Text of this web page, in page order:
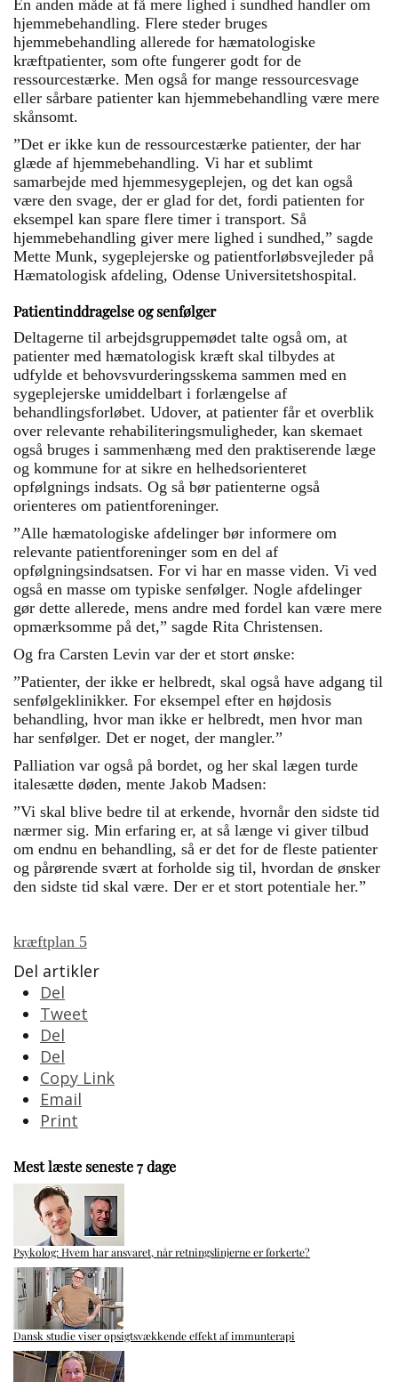
En anden måde at få mere lighed i sundhed handler om
hjemmebehandling. Flere steder bruges
hjemmebehandling allerede for hæmatologiske
kræftpatienter, som ofte fungerer godt for de
ressourcestærke. Men også for mange ressourcesvage
eller sårbare patienter kan hjemmebehandling være mere
skånsomt.
”Det er ikke kun de ressourcestærke patienter, der har
glæde af hjemmebehandling. Vi har et sublimt
samarbejde med hjemmesygeplejen, og det kan også
være den svage, der er glad for det, fordi patienten for
eksempel kan spare flere timer i transport. Så
hjemmebehandling giver mere lighed i sundhed,” sagde
Mette Munk, sygeplejerske og patientforløbsvejleder på
Hæmatologisk afdeling, Odense Universitetshospital.
Patientinddragelse og senfølger
Deltagerne til arbejdsgruppemødet talte også om, at
patienter med hæmatologisk kræft skal tilbydes at
udfylde et behovsvurderingsskema sammen med en
sygeplejerske umiddelbart i forlængelse af
behandlingsforløbet. Udover, at patienter får et overblik
over relevante rehabiliteringsmuligheder, kan skemaet
også bruges i sammenhæng med den praktiserende læge
og kommune for at sikre en helhedsorienteret
opfølgnings indsats. Og så bør patienterne også
orienteres om patientforeninger.
”Alle hæmatologiske afdelinger bør informere om
relevante patientforeninger som en del af
opfølgningsindsatsen. For vi har en masse viden. Vi ved
også en masse om typiske senfølger. Nogle afdelinger
gør dette allerede, mens andre med fordel kan være mere
opmærksomme på det,” sagde Rita Christensen.
Og fra Carsten Levin var der et stort ønske:
”Patienter, der ikke er helbredt, skal også have adgang til
senfølgeklinikker. For eksempel efter en højdosis
behandling, hvor man ikke er helbredt, men hvor man
har senfølger. Det er noget, der mangler.”
Palliation var også på bordet, og her skal lægen turde
italesætte døden, mente Jakob Madsen:
”Vi skal blive bedre til at erkende, hvornår den sidste tid
nærmer sig. Min erfaring er, at så længe vi giver tilbud
om endnu en behandling, så er det for de fleste patienter
og pårørende svært at forholde sig til, hvordan de ønsker
den sidste tid skal være. Der er et stort potentiale her.”
kræftplan 5
Del artikler
Del
Tweet
Del
Del
Copy Link
Email
Print
Mest læste seneste 7 dage
Psykolog: Hvem har ansvaret, når retningslinjerne er forkerte?
Dansk studie viser opsigtsvækkende effekt af immunterapi